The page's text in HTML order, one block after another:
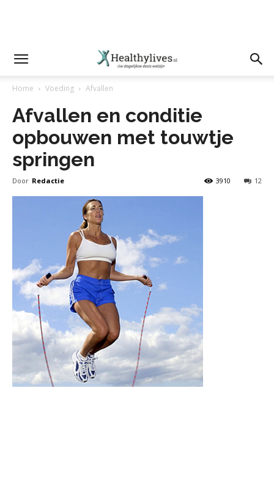
Home Voeding Afvallen
Afvallen en conditie
opbouwen met touwtje
springen
Door Redactie 12
3910